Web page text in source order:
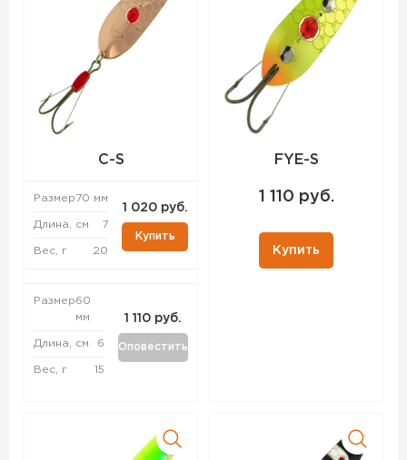
C-S
Размер70 мм
Длина, см 7
Вес, г 20
1 020 руб.
Купить
Размер60
мм
Длина, см 6
Вес, г 15
1 110 руб.
Оповестить
FYE-S
1 110 руб.
Купить